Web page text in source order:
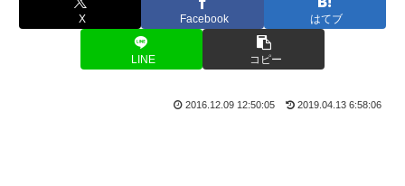
X Facebook はてブ
LINE コピー
2016.12.09 12:50:05 2019.04.13 6:58:06